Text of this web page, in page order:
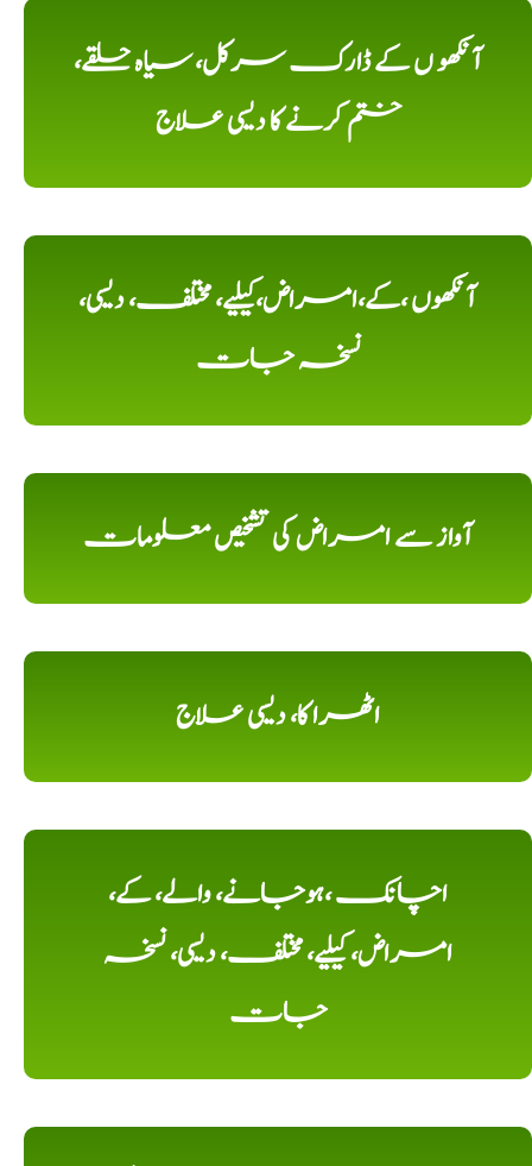
آنکھو ں کے ڈارک سرکل، سیاہ حلقے،
ختم کرنے کا دیسی علاج
آنکھوں ،کے،امراض،کیلیے، مختلف، دیسی،
نسخہ جات
آواز سے امراض کی تشخیص معلومات
اٹھرا کا، دیسی علاج
اچانک ،ہوجانے، والے، کے،
امراض، کیلیے، مختلف، دیسی، نسخہ
جات